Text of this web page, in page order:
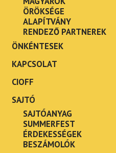
ÖRÖKSÉGE
ALAPÍTVÁNY
RENDEZŐ PARTNEREK
ÖNKÉNTESEK
KAPCSOLAT
CIOFF
SAJTÓ
SAJTÓANYAG
SUMMERFEST
ÉRDEKESSÉGEK
BESZÁMOLÓK